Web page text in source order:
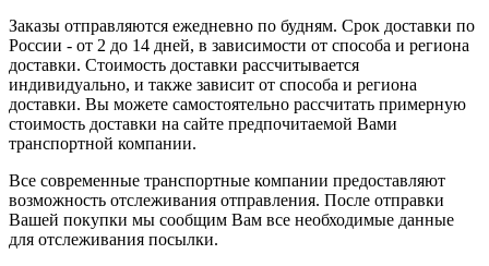
Заказы отправляются ежедневно по будням. Срок доставки по
России - от 2 до 14 дней, в зависимости от способа и региона
доставки. Стоимость доставки рассчитывается
индивидуально, и также зависит от способа и региона
доставки. Вы можете самостоятельно рассчитать примерную
стоимость доставки на сайте предпочитаемой Вами
транспортной компании.
Все современные транспортные компании предоставляют
возможность отслеживания отправления. После отправки
Вашей покупки мы сообщим Вам все необходимые данные
для отслеживания посылки.